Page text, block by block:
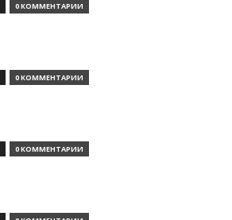
0 КОММЕНТАРИИ
0 КОММЕНТАРИИ
0 КОММЕНТАРИИ